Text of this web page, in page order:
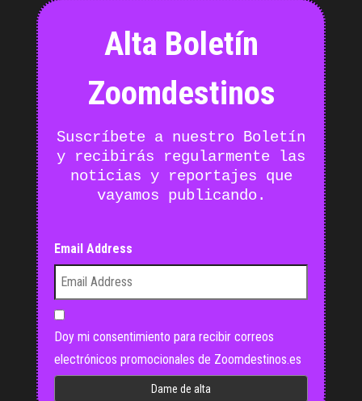
Alta Boletín
Zoomdestinos
Suscríbete a nuestro Boletín
y recibirás regularmente las
noticias y reportajes que
vayamos publicando.
Email Address
Doy mi consentimiento para recibir correos
electrónicos promocionales de Zoomdestinos.es